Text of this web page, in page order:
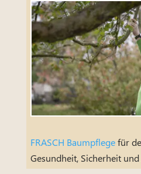
FRASCH Baumpflegefür
Gesundheit, Sicherheit